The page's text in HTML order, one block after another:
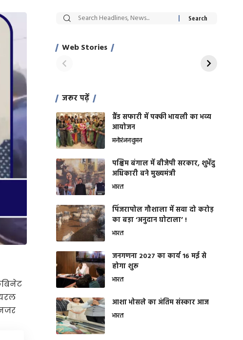
Web Stories
सट्टेबाजी में अरेस्ट हुए
साहिल खान
रोज एक कच्चे लहसुन
जरूर पढ़ें
ग्रैंड सफारी में पक्की भायली का भव्य
आयोजन
मनोरंजनवुमन
पश्चिम बंगाल में बीजेपी सरकार, शुभेंदु
अधिकारी बने मुख्यमंत्री
भारत
​पिंजरापोल गौशाला में सवा दो करोड़
का बड़ा ‘अनुदान घोटाला’ !
भारत
जनगणना 2027 का कार्य 16 मई से
होगा शुरू
भारत
आशा भोसले का अंतिम संस्कार आज
भारत